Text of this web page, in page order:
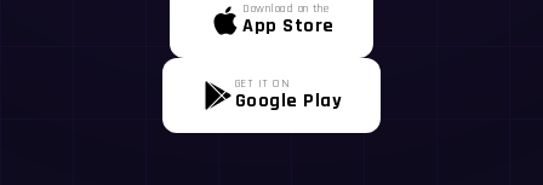
Download on the
App Store
GET IT ON
Google Play